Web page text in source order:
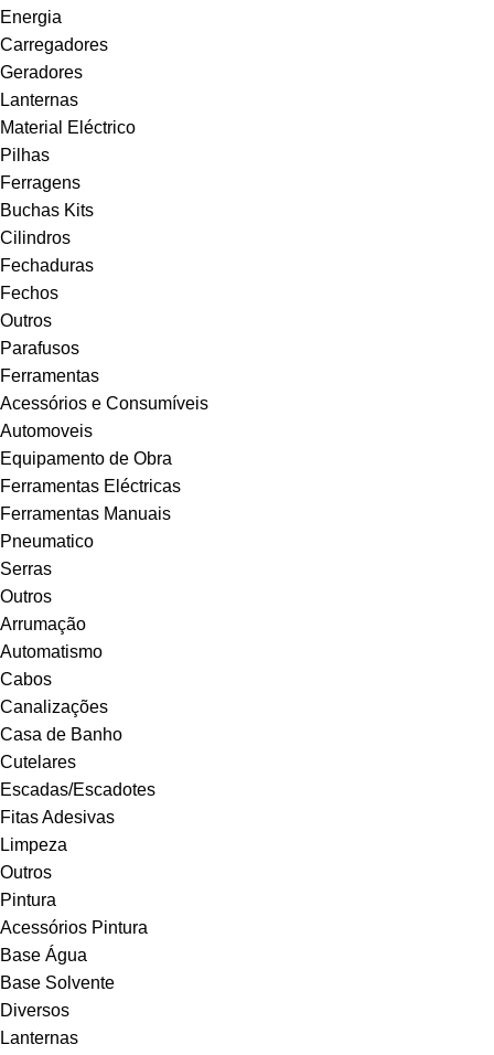
Energia
Carregadores
Geradores
Lanternas
Material Eléctrico
Pilhas
Ferragens
Buchas Kits
Cilindros
Fechaduras
Fechos
Outros
Parafusos
Ferramentas
Acessórios e Consumíveis
Automoveis
Equipamento de Obra
Ferramentas Eléctricas
Ferramentas Manuais
Pneumatico
Serras
Outros
Arrumação
Automatismo
Cabos
Canalizações
Casa de Banho
Cutelares
Escadas/Escadotes
Fitas Adesivas
Limpeza
Outros
Pintura
Acessórios Pintura
Base Água
Base Solvente
Diversos
Lanternas